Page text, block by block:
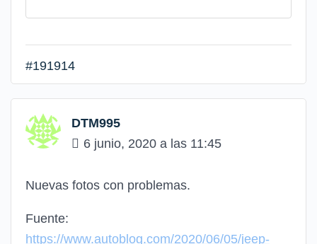
#191914
DTM995
6 junio, 2020 a las 11:45
Nuevas fotos con problemas.
Fuente:
https://www.autoblog.com/2020/06/05/jeep-